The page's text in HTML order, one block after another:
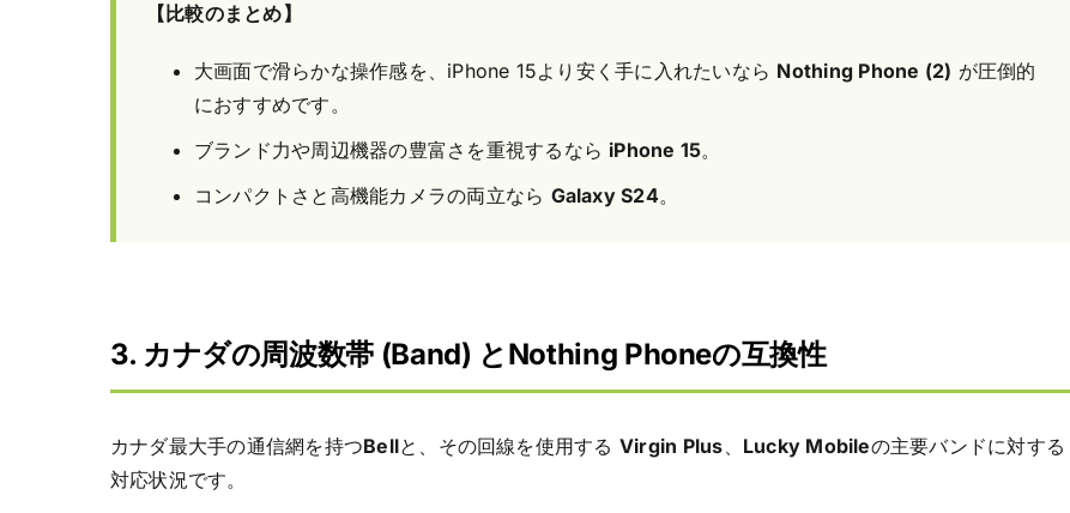
【比較のまとめ】
大画面で滑らかな操作感を、iPhone 15より安く手に入れたいなら Nothing Phone (2) が圧倒的
におすすめです。
ブランド力や周辺機器の豊富さを重視するなら iPhone 15。
コンパクトさと高機能カメラの両立なら Galaxy S24。
3. カナダの周波数帯 (Band) とNothing Phoneの互換性
カナダ最大手の通信網を持つBellと、その回線を使用する Virgin Plus、 Lucky Mobileの主要バンドに対する
対応状況です。